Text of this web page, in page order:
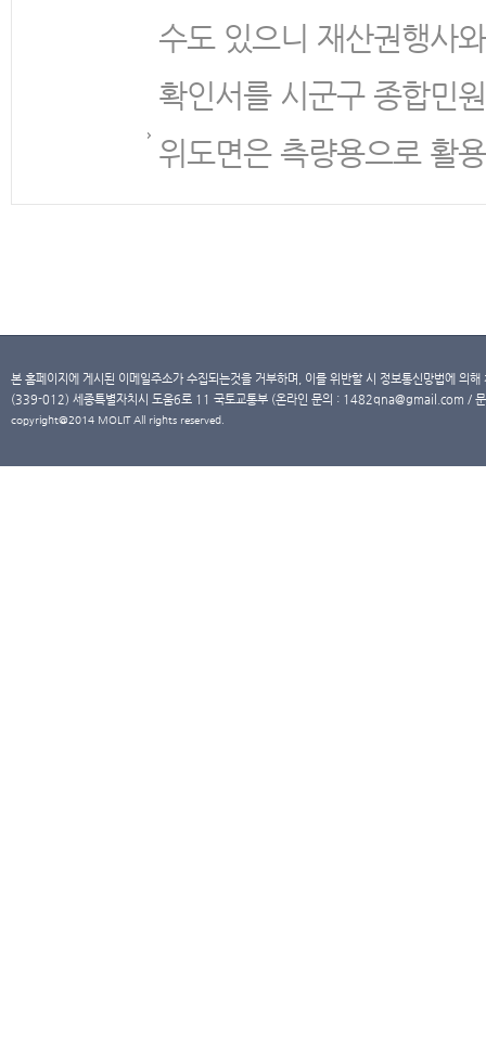
수도 있으니 재산권행사
확인서를 시군구 종합민
위도면은 측량용으로 활
본 홈페이지에 게시된 이메일주소가 수집되는것을 거부하며, 이를 위반할 시 정보통신망법에 의
(339-012) 세종특별자치시 도움6로 11 국토교통부 (온라인 문의 : 1482qna@gmail.com /
copyright@2014 MOLIT All rights reserved.